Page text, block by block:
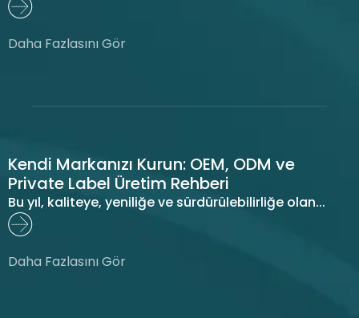
Daha Fazlasını Gör
Kendi Markanızı Kurun: OEM, ODM ve
Private Label Üretim Rehberi
Bu yıl, kaliteye, yeniliğe ve sürdürülebilirliğe olan...
Daha Fazlasını Gör